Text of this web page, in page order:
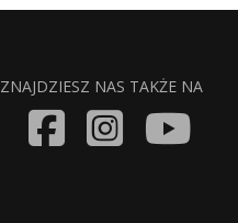
ZNAJDZIESZ NAS TAKŻE NA